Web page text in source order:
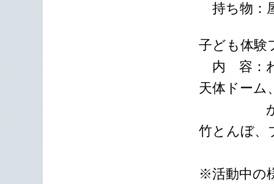
持ち物：
子ども体験
内 容：わ
天体ドーム
かんた
竹とんぼ
※活動中の